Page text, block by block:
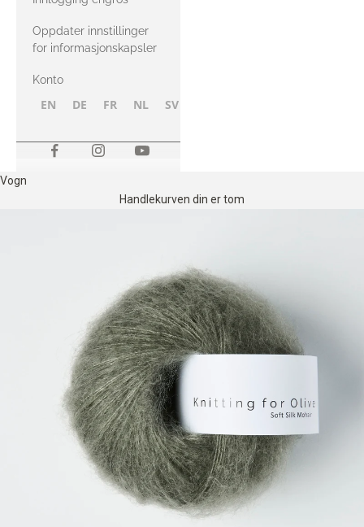
Oppdater innstillinger
for informasjonskapsler
Konto
EN DE FR NL SV
Vogn
Handlekurven din er tom